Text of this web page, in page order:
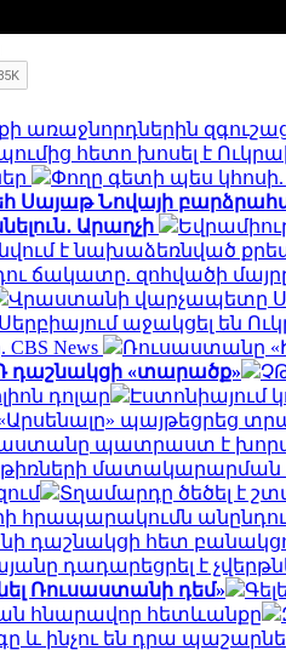
առաջնորդներին
հետո խոսել է
Փողը գետի պես
Սայաթ Նովայի
Արաղչի
է նախաձեռնված
ճակատը. զոհվածի
Վրաստանի վարչապետը
Սերբիայում աջակցել են
News
Ռուսաստանը
դաշնակցի «տարածք»
դոլար
Էստոնիայում
պայթեցրեց
պատրաստ է
Տղամարդը ծեծել է
հրապարակումն
դաշնակցի հետ
դադարեցրել է
Ռուսաստանի դեմ»
հնարավոր հետևանքը
և ինչու են դրա